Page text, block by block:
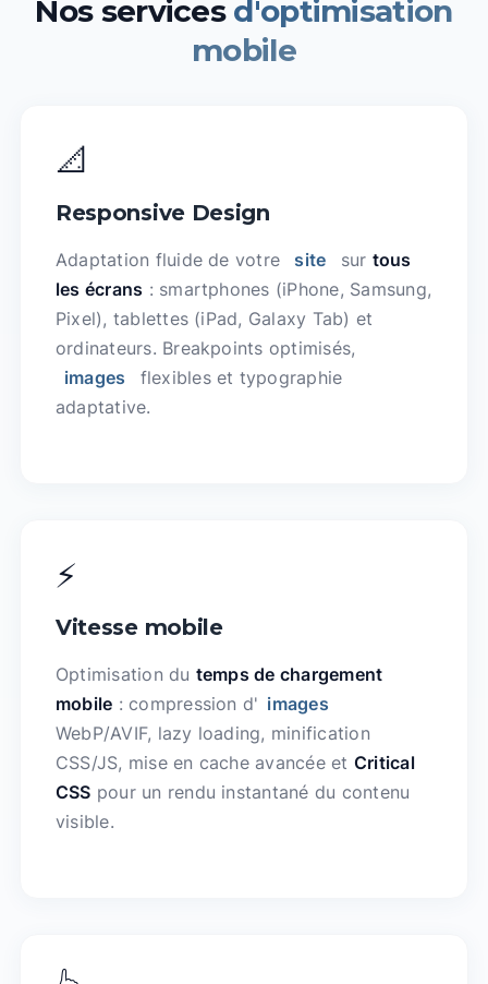
Nos services d'optimisation
mobile
📐
Responsive Design
Adaptation fluide de votre site sur tous
les écrans : smartphones (iPhone, Samsung,
Pixel), tablettes (iPad, Galaxy Tab) et
ordinateurs. Breakpoints optimisés,
images
flexibles et typographie
adaptative.
⚡
Vitesse mobile
Optimisation du temps de chargement
mobile : compression d' images
WebP/AVIF, lazy loading, minification
CSS/JS, mise en cache avancée et Critical
CSS pour un rendu instantané du contenu
visible.